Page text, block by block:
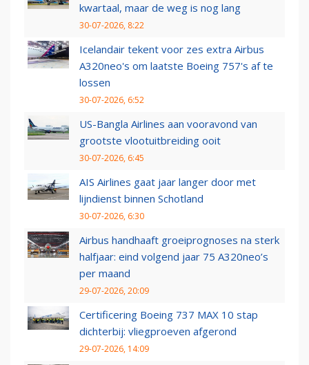
kwartaal, maar de weg is nog lang
30-07-2026, 8:22
Icelandair tekent voor zes extra Airbus
A320neo's om laatste Boeing 757's af te
lossen
30-07-2026, 6:52
US-Bangla Airlines aan vooravond van
grootste vlootuitbreiding ooit
30-07-2026, 6:45
AIS Airlines gaat jaar langer door met
lijndienst binnen Schotland
30-07-2026, 6:30
Airbus handhaaft groeiprognoses na sterk
halfjaar: eind volgend jaar 75 A320neo’s
per maand
29-07-2026, 20:09
Certificering Boeing 737 MAX 10 stap
dichterbij: vliegproeven afgerond
29-07-2026, 14:09